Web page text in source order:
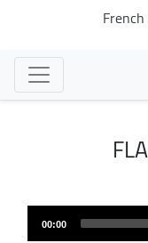
French
00:00